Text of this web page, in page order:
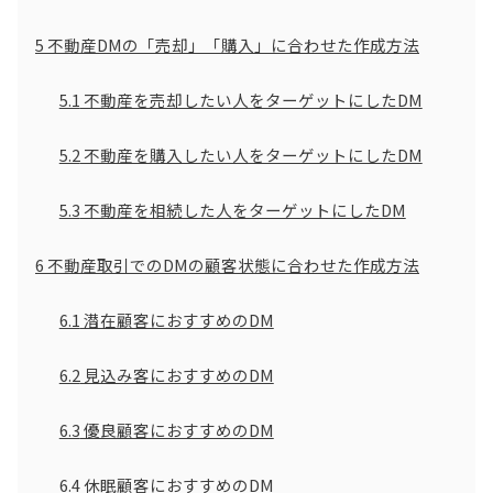
5 不動産DMの「売却」「購入」に合わせた作成方法
5.1 不動産を売却したい人をターゲットにしたDM
5.2 不動産を購入したい人をターゲットにしたDM
5.3 不動産を相続した人をターゲットにしたDM
6 不動産取引でのDMの顧客状態に合わせた作成方法
6.1 潜在顧客におすすめのDM
6.2 見込み客におすすめのDM
6.3優良顧客におすすめのDM
6.4休眠顧客におすすめのDM